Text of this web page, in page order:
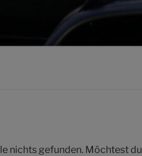
nichts gefunden. Möchtest du